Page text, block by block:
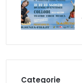
Categorie